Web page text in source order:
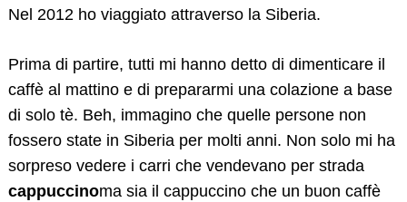
Nel 2012 ho viaggiato attraverso la Siberia.
Prima di partire, tutti mi hanno detto di dimenticare il
caffè al mattino e di prepararmi una colazione a base
di solo tè. Beh, immagino che quelle persone non
fossero state in Siberia per molti anni. Non solo mi ha
sorpreso vedere i carri che vendevano per strada
cappuccinoma sia il cappuccino che un buon caffè